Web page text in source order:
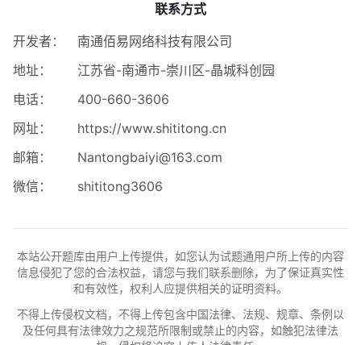
联系方式
开发者：
南通佰易网络科技有限公司
地址：
江苏省-南通市-崇川区-晶城科创园
电话：
400-660-3606
网址：
https://www.shititong.cn
邮箱：
Nantongbaiyi@163.com
微信：
shititong3606
本站公开题库由用户上传提供，如您认为试题通用户所上传的内容
信息侵犯了您的合法权益，请您与我们联系删除，为了保证真实性
和有效性，权利人应提供相关的证明资料。
不得上传侵权文档，不得上传包含中国法律、法规、规章、条例以
及任何具有法律效力之规范所限制或禁止的内容，如触犯法律法